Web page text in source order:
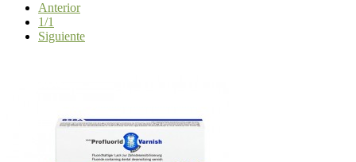
Anterior
1/1
Siguiente